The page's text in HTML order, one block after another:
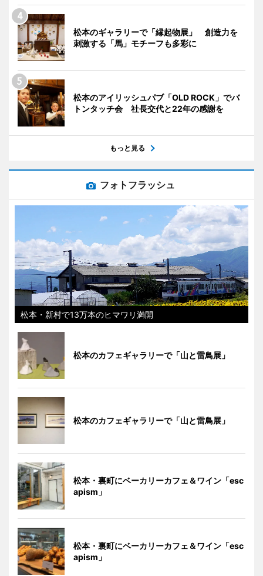
松本のギャラリーで「縁起物展」 創造力を
刺激する「馬」モチーフも多彩に
松本のアイリッシュパブ「OLD ROCK」でバ
トンタッチ会 社長交代と22年の感謝を
もっと見る
フォトフラッシュ
松本・新村で13万本のヒマワリ満開
松本のカフェギャラリーで「山と雷鳥展」
松本のカフェギャラリーで「山と雷鳥展」
松本・裏町にベーカリーカフェ＆ワイン「esc
apism」
松本・裏町にベーカリーカフェ＆ワイン「esc
apism」